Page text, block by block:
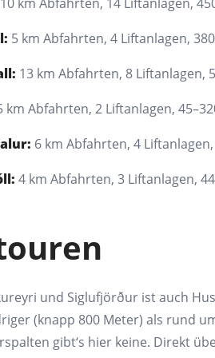
5 km Abfahrten, 4 Liftanlagen,
13 km Abfahrten, 8 Liftanlagen,
km Abfahrten, 2 Liftanlagen,
6 km Abfahrten, 4
4 km Abfahrten, 3 Liftanlagen,
und Siglufjörður ist auch
(knapp 800 Meter) als rund
gibt‘s hier keine. Direkt